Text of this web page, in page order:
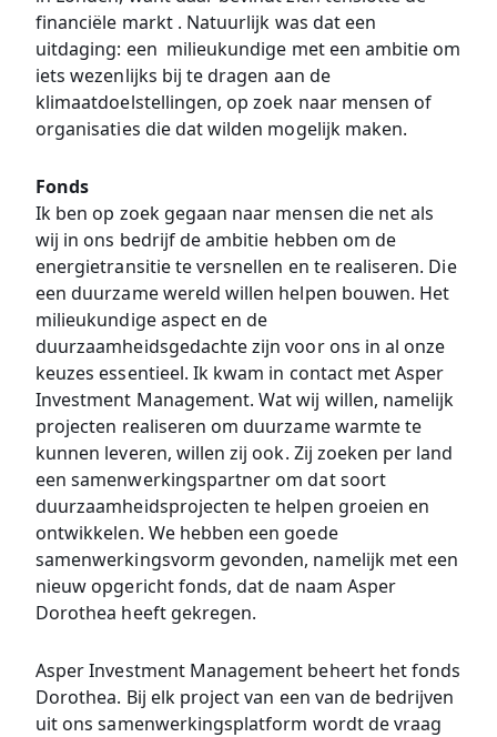
financiële markt . Natuurlijk was dat een
uitdaging: een milieukundige met een ambitie om
iets wezenlijks bij te dragen aan de
klimaatdoelstellingen, op zoek naar mensen of
organisaties die dat wilden mogelijk maken.
Fonds
Ik ben op zoek gegaan naar mensen die net als
wij in ons bedrijf de ambitie hebben om de
energietransitie te versnellen en te realiseren. Die
een duurzame wereld willen helpen bouwen. Het
milieukundige aspect en de
duurzaamheidsgedachte zijn voor ons in al onze
keuzes essentieel. Ik kwam in contact met Asper
Investment Management. Wat wij willen, namelijk
projecten realiseren om duurzame warmte te
kunnen leveren, willen zij ook. Zij zoeken per land
een samenwerkingspartner om dat soort
duurzaamheidsprojecten te helpen groeien en
ontwikkelen. We hebben een goede
samenwerkingsvorm gevonden, namelijk met een
nieuw opgericht fonds, dat de naam Asper
Dorothea heeft gekregen.
Asper Investment Management beheert het fonds
Dorothea. Bij elk project van een van de bedrijven
uit ons samenwerkingsplatform wordt de vraag